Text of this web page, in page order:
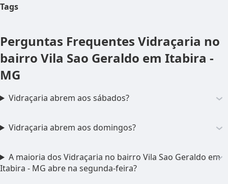
Tags
Perguntas Frequentes Vidraçaria no
bairro Vila Sao Geraldo em Itabira -
MG
Vidraçaria abrem aos sábados?
Vidraçaria abrem aos domingos?
A maioria dos Vidraçaria no bairro Vila Sao Geraldo em
Itabira - MG abre na segunda-feira?